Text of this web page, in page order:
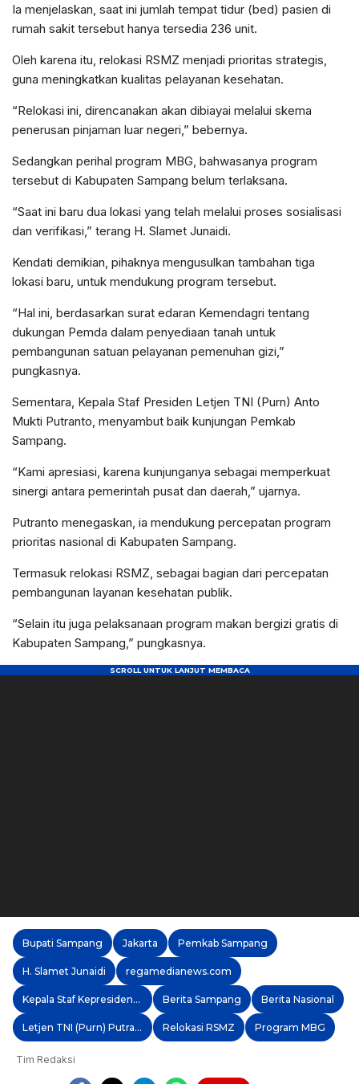
Ia menjelaskan, saat ini jumlah tempat tidur (bed) pasien di
rumah sakit tersebut hanya tersedia 236 unit.
Oleh karena itu, relokasi RSMZ menjadi prioritas strategis,
guna meningkatkan kualitas pelayanan kesehatan.
“Relokasi ini, direncanakan akan dibiayai melalui skema
penerusan pinjaman luar negeri,” bebernya.
Sedangkan perihal program MBG, bahwasanya program
tersebut di Kabupaten Sampang belum terlaksana.
“Saat ini baru dua lokasi yang telah melalui proses sosialisasi
dan verifikasi,” terang H. Slamet Junaidi.
Kendati demikian, pihaknya mengusulkan tambahan tiga
lokasi baru, untuk mendukung program tersebut.
“Hal ini, berdasarkan surat edaran Kemendagri tentang
dukungan Pemda dalam penyediaan tanah untuk
pembangunan satuan pelayanan pemenuhan gizi,”
pungkasnya.
Sementara, Kepala Staf Presiden Letjen TNI (Purn) Anto
Mukti Putranto, menyambut baik kunjungan Pemkab
Sampang.
“Kami apresiasi, karena kunjunganya sebagai memperkuat
sinergi antara pemerintah pusat dan daerah,” ujarnya.
Putranto menegaskan, ia mendukung percepatan program
prioritas nasional di Kabupaten Sampang.
Termasuk relokasi RSMZ, sebagai bagian dari percepatan
pembangunan layanan kesehatan publik.
“Selain itu juga pelaksanaan program makan bergizi gratis di
Kabupaten Sampang,” pungkasnya.
Bupati Sampang Jakarta Pemkab Sampang
H. Slamet Junaidi regamedianews.com
Kepala Staf Kepresidenan Berita Sampang Berita Nasional
Letjen TNI (Purn) Putranto Relokasi RSMZ Program MBG
Tim Redaksi